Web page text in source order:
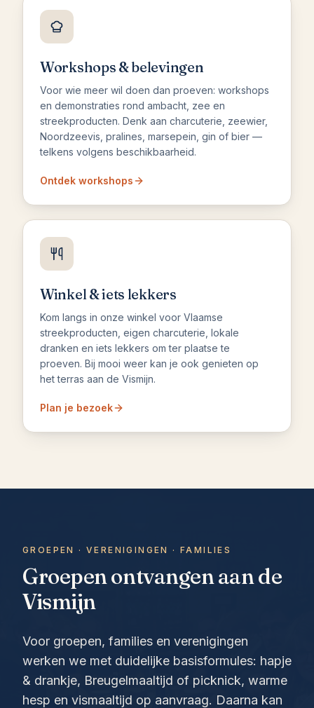
Workshops & belevingen
Voor wie meer wil doen dan proeven: workshops
en demonstraties rond ambacht, zee en
streekproducten. Denk aan charcuterie, zeewier,
Noordzeevis, pralines, marsepein, gin of bier —
telkens volgens beschikbaarheid.
Ontdek workshops
Winkel & iets lekkers
Kom langs in onze winkel voor Vlaamse
streekproducten, eigen charcuterie, lokale
dranken en iets lekkers om ter plaatse te
proeven. Bij mooi weer kan je ook genieten op
het terras aan de Vismijn.
Plan je bezoek
GROEPEN · VERENIGINGEN · FAMILIES
Groepen ontvangen aan de
Vismijn
Voor groepen, families en verenigingen
werken we met duidelijke basisformules: hapje
& drankje, Breugelmaaltijd of picknick, warme
hesp en vismaaltijd op aanvraag. Daarna kan